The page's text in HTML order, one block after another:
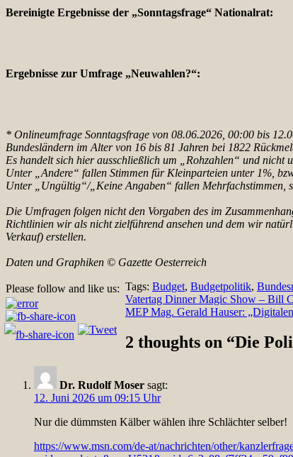
Bereinigte Ergebnisse der „Sonntagsfrage“ Nationalrat:
Ergebnisse zur Umfrage „Neuwahlen?“:
* Onlineumfrage Sonntagsfrage von 08.06.2026, 00:00 bis
Bundesländern im Alter von 16 bis 81 Jahren bei 1822
Es handelt sich hier ausschließlich um „Rohzahlen“ und nicht
Unter „Andere“ fallen Stimmen für Kleinparteien unter 1%,
Unter „Ungültig“/„Keine Angaben“ fallen Mehrfachstimmen,
Die Umfragen folgen nicht den Vorgaben des im
Richtlinien wir als nicht zielführend ansehen und dem wir
Verkauf) erstellen.
Daten und Graphiken © Gazette Oesterreich
Please follow and like us: Tags: Budget, Budgetpolitik,
BeitragsnavigationVatertag Dinner Magic Show – Bill
MEP Mag. Gerald Hauser:
2 thoughts on “Die
Dr. Rudolf Moser sagt:
12. Juni 2026 um 09:15 Uhr
Nur die dümmsten Kälber wählen ihre Schlächter selber!
https://www.msn.com/de-at/nachrichten/other/